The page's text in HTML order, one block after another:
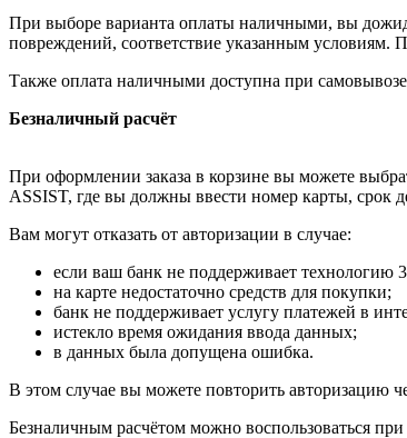
При выборе варианта оплаты наличными, вы
повреждений, соответствие указанным условиям.
Также оплата наличными доступна при
Безналичный расчёт
При оформлении заказа в корзине вы можете
ASSIST, где вы должны ввести номер карты, срок
Вам могут отказать от авторизации в случае:
если ваш банк не поддерживает технологию
на карте недостаточно средств для покупки;
банк не поддерживает услугу платежей в
истекло время ожидания ввода данных;
в данных была допущена ошибка.
В этом случае вы можете повторить авторизацию
Безналичным расчётом можно воспользоваться